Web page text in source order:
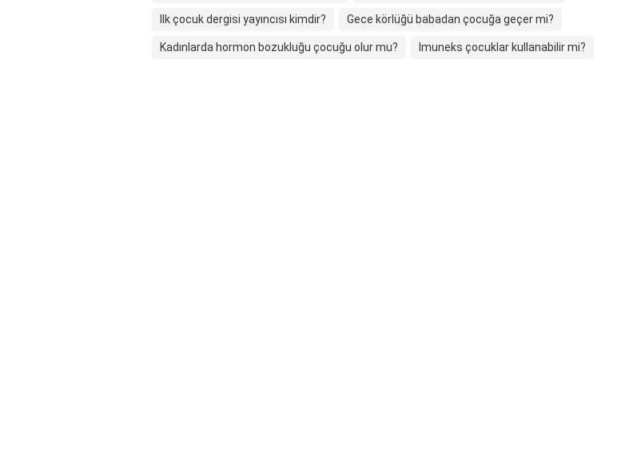
Ilk çocuk dergisi yayıncısı kimdir? Gece körlüğü babadan çocuğa geçer mi?
Kadınlarda hormon bozukluğu çocuğu olur mu? Imuneks çocuklar kullanabilir mi?